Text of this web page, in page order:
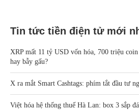
Tin tức tiền điện tử mới
XRP mất 11 tỷ USD vốn hóa, 700 triệu
hay bẫy gấu?
X ra mắt Smart Cashtags: phím tắt đầu tư
Việt hóa hệ thống thuế Hà Lan: box 3 sắp